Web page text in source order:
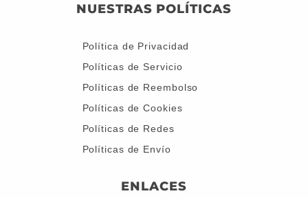
NUESTRAS POLÍTICAS
Política de Privacidad
Políticas de Servicio
Políticas de Reembolso
Políticas de Cookies
Políticas de Redes
Políticas de Envío
ENLACES